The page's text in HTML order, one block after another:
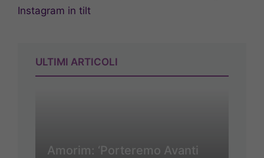
Instagram in tilt
ULTIMI ARTICOLI
Amorim: ‘Porteremo Avanti